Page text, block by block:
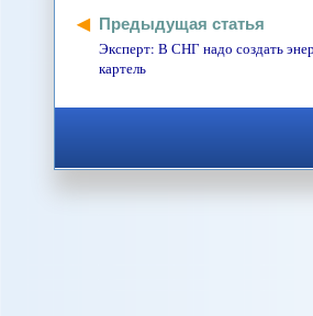
Предыдущая статья
Эксперт: В СНГ надо создать
картель